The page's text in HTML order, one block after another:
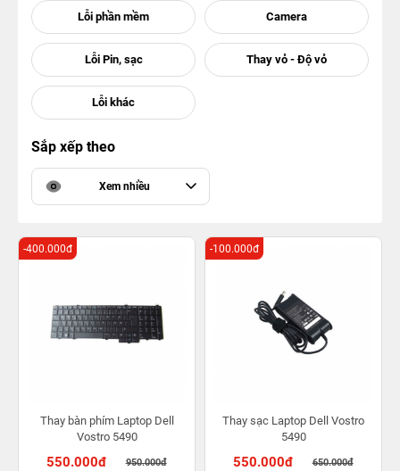
Sắp xếp theo
Xem nhiều
Thay bàn phím Laptop Dell
Vostro 5490
550.000đ 950.000đ
-400.000đ
Thay sạc Laptop Dell Vostro
5490
550.000đ 650.000đ
-100.000đ